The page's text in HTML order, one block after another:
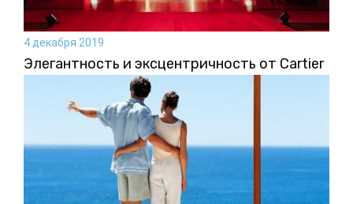
4 декабря 2019
Элегантность и эксцентричность от Cartier